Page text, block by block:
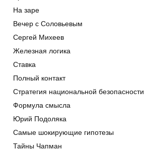
На заре
Вечер с Соловьевым
Сергей Михеев
Железная логика
Ставка
Полный контакт
Стратегия национальной безопасности
Формула смысла
Юрий Подоляка
Самые шокирующие гипотезы
Тайны Чапман